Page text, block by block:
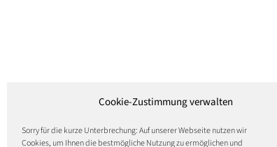
Cookie-Zustimmung verwalten
Sorry für die kurze Unterbrechung: Auf unserer Webseite nutzen wir
Cookies, um Ihnen die bestmögliche Nutzung zu ermöglichen und